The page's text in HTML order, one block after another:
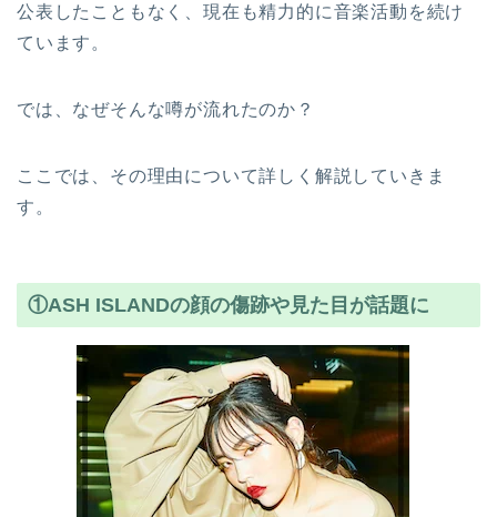
公表したこともなく、現在も精力的に音楽活動を続け
ています。
では、なぜそんな噂が流れたのか？
ここでは、その理由について詳しく解説していきま
す。
①ASH ISLANDの顔の傷跡や見た目が話題に